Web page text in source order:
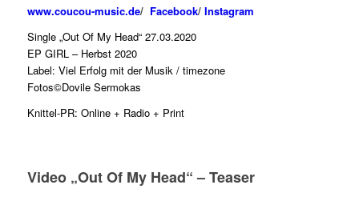
www.coucou-music.de/ Facebook/ Instagram
Single „Out Of My Head“ 27.03.2020
EP GIRL – Herbst 2020
Label: Viel Erfolg mit der Musik / timezone
Fotos©Dovile Sermokas
Knittel-PR: Online + Radio + Print
Video „Out Of My Head“ – Teaser